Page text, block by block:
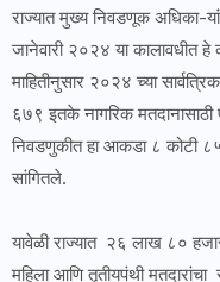
राज्यात मुख्य निवडणूक अधिका-
जानेवारी २०२४ या कालावधीत
माहितीनुसार २०२४ च्या
६७९ इतके नागरिक
निवडणुकीत हा आकडा ८ कोटी
सांगितले.
यावेळी राज्यात २६ लाख ८०
महिला आणि तृतीयपंथी